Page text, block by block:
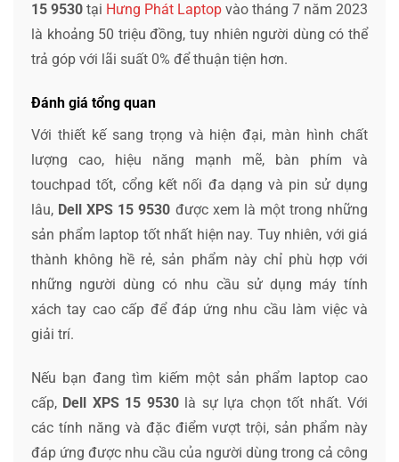
15 9530 tại Hưng Phát Laptop vào tháng 7 năm 2023
là khoảng 50 triệu đồng, tuy nhiên người dùng có thể
trả góp với lãi suất 0% để thuận tiện hơn.
Đánh giá tổng quan
Với thiết kế sang trọng và hiện đại, màn hình chất
lượng cao, hiệu năng mạnh mẽ, bàn phím và
touchpad tốt, cổng kết nối đa dạng và pin sử dụng
lâu, Dell XPS 15 9530 được xem là một trong những
sản phẩm laptop tốt nhất hiện nay. Tuy nhiên, với giá
thành không hề rẻ, sản phẩm này chỉ phù hợp với
những người dùng có nhu cầu sử dụng máy tính
xách tay cao cấp để đáp ứng nhu cầu làm việc và
giải trí.
Nếu bạn đang tìm kiếm một sản phẩm laptop cao
cấp, Dell XPS 15 9530là sự lựa chọn tốt nhất. Với
các tính năng và đặc điểm vượt trội, sản phẩm này
đáp ứng được nhu cầu của người dùng trong cả công